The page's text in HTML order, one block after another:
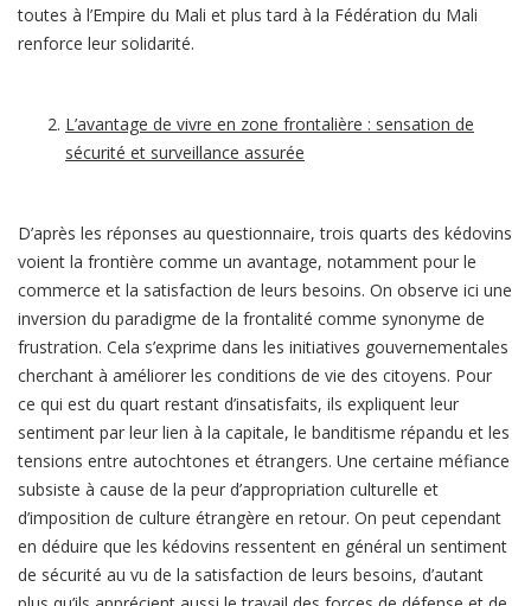
toutes à l’Empire du Mali et plus tard à la Fédération du Mali
renforce leur solidarité.
L’avantage de vivre en zone frontalière : sensation de
sécurité et surveillance assurée
D’après les réponses au questionnaire, trois quarts des kédovins
voient la frontière comme un avantage, notamment pour le
commerce et la satisfaction de leurs besoins. On observe ici une
inversion du paradigme de la frontalité comme synonyme de
frustration. Cela s’exprime dans les initiatives gouvernementales
cherchant à améliorer les conditions de vie des citoyens. Pour
ce qui est du quart restant d’insatisfaits, ils expliquent leur
sentiment par leur lien à la capitale, le banditisme répandu et les
tensions entre autochtones et étrangers. Une certaine méfiance
subsiste à cause de la peur d’appropriation culturelle et
d’imposition de culture étrangère en retour. On peut cependant
en déduire que les kédovins ressentent en général un sentiment
de sécurité au vu de la satisfaction de leurs besoins, d’autant